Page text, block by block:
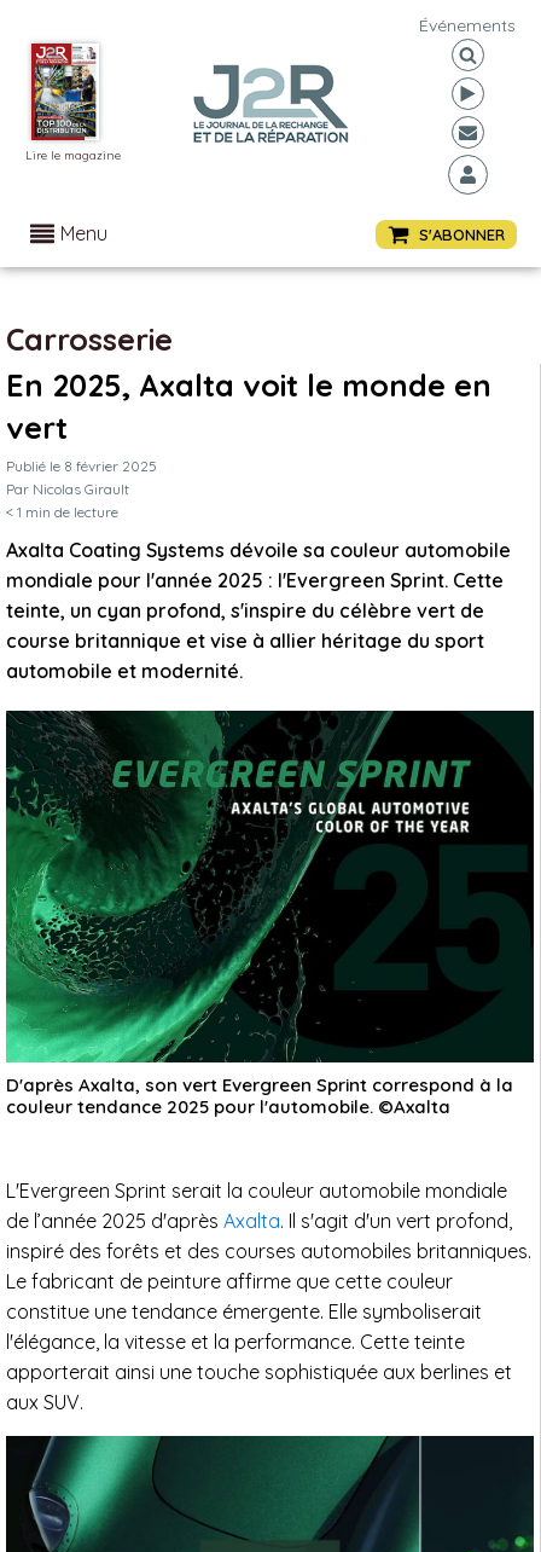
Lire le magazine
Événements
Menu S'ABONNER
Carrosserie
En 2025, Axalta voit le monde en
vert
Publié le 8 février 2025
Par Nicolas Girault
< 1 min de lecture
Axalta Coating Systems dévoile sa couleur automobile
mondiale pour l'année 2025 : l'Evergreen Sprint. Cette
teinte, un cyan profond, s'inspire du célèbre vert de
course britannique et vise à allier héritage du sport
automobile et modernité.
D'après Axalta, son vert Evergreen Sprint correspond à la
couleur tendance 2025 pour l'automobile. ©Axalta
L'Evergreen Sprint serait la couleur automobile mondiale
de l’année 2025 d'après Axalta. Il s'agit d'un vert profond,
inspiré des forêts et des courses automobiles britanniques.
Le fabricant de peinture affirme que cette couleur
constitue une tendance émergente. Elle symboliserait
l'élégance, la vitesse et la performance. Cette teinte
apporterait ainsi une touche sophistiquée aux berlines et
aux SUV.